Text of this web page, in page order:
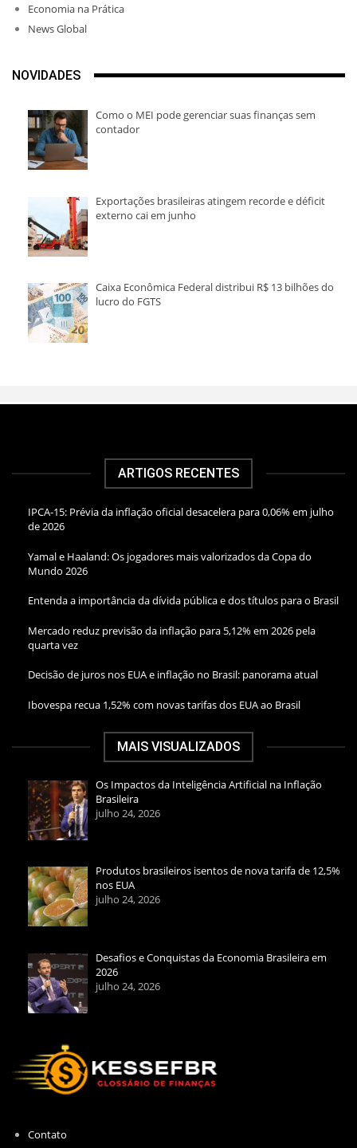
Economia na Prática
News Global
NOVIDADES
Como o MEI pode gerenciar suas finanças sem
contador
Exportações brasileiras atingem recorde e déficit
externo cai em junho
Caixa Econômica Federal distribui R$ 13 bilhões do
lucro do FGTS
ARTIGOS RECENTES
IPCA-15: Prévia da inflação oficial desacelera para 0,06% em julho
de 2026
Yamal e Haaland: Os jogadores mais valorizados da Copa do
Mundo 2026
Entenda a importância da dívida pública e dos títulos para o Brasil
Mercado reduz previsão da inflação para 5,12% em 2026 pela
quarta vez
Decisão de juros nos EUA e inflação no Brasil: panorama atual
Ibovespa recua 1,52% com novas tarifas dos EUA ao Brasil
MAIS VISUALIZADOS
Os Impactos da Inteligência Artificial na Inflação
Brasileira
julho 24, 2026
Produtos brasileiros isentos de nova tarifa de 12,5%
nos EUA
julho 24, 2026
Desafios e Conquistas da Economia Brasileira em
2026
julho 24, 2026
Contato